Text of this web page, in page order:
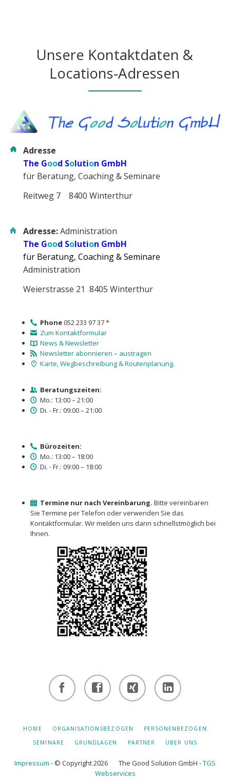
Unsere Kontaktdaten &
Locations-Adressen
Adresse
The Good Solution GmbH
für Beratung, Coaching & Seminare
Reitweg 7 8400 Winterthur
Adresse:Administration
The Good Solution GmbH
für Beratung, Coaching & Seminare
Administration
Weierstrasse 21 8405 Winterthur
Phone052 233 97 37 *
Zum Kontaktformular
News & Newsletter
Newsletter abonnieren – austragen
Karte, Wegbeschreibung & Routenplanung.
Beratungszeiten:
Mo.: 13:00 – 21:00
Di. - Fr.: 09:00 – 21:00
Bürozeiten:
Mo.: 13:00 – 18:00
Di. - Fr.: 09:00 – 18:00
Termine nur nach Vereinbarung. Bitte vereinbaren
Sie Termine per Telefon oder verwenden Sie das
Kontaktformular. Wir melden uns dann schnellstmöglich bei
Ihnen.
zentrum
zentrum
Hiltebrand Hiltebrand
NAVIGATION
HOME ORGANISATIONSBEZOGEN
PERSONENBEZOGEN
SEMINARE
GRUNDLAGEN PARTNER ÜBER UNS
Impressum - © Copyright 2026 The Good Solution GmbH -TGS
Webservices